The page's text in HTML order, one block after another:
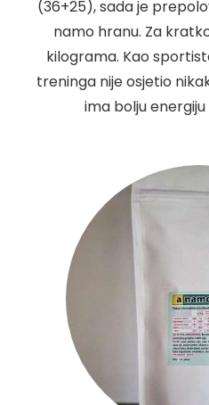
(36+25), sada je
namo hranu. Za
kilograma. Kao
treninga nije osjetio
ima bolju